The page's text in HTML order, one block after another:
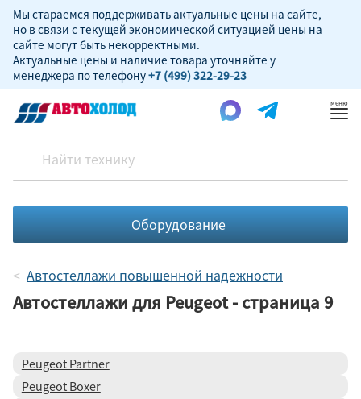
Мы стараемся поддерживать актуальные цены на сайте,
но в связи с текущей экономической ситуацией цены на
сайте могут быть некорректными.
Актуальные цены и наличие товара уточняйте у
менеджера по телефону+7 (499) 322-29-23
Оборудование
Автостеллажи повышенной надежности
Автостеллажи для Peugeot - страница 9
Peugeot Partner
Peugeot Boxer